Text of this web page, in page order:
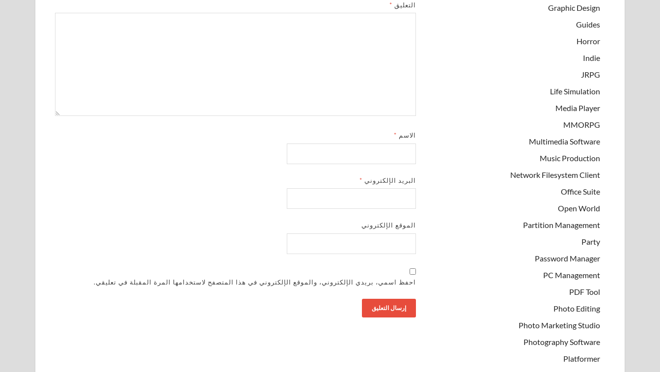
التعليق *
الاسم *
البريد الإلكتروني *
الموقع الإلكتروني
احفظ اسمي، بريدي الإلكتروني، والموقع الإلكتروني في هذا المتصفح لاستخدامها المرة المقبلة في تعليقي.
Graphic Design
Guides
Horror
Indie
JRPG
Life Simulation
Media Player
MMORPG
Multimedia Software
Music Production
Network Filesystem Client
Office Suite
Open World
Partition Management
Party
Password Manager
PC Management
PDF Tool
Photo Editing
Photo Marketing Studio
Photography Software
Platformer